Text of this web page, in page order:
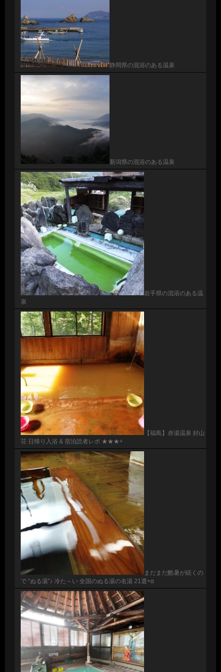
静岡県の混浴のある温泉
新潟県の混浴のある温泉
岩手県の混浴のある温
泉
【福島】赤湯温泉 好山
荘 日帰り入浴 & 宿泊読者レポ ★★★+
まだまだ酷暑が続くの
で “ぬる湯”♪ 冷た～い 全国のぬる湯の名湯 21選+α